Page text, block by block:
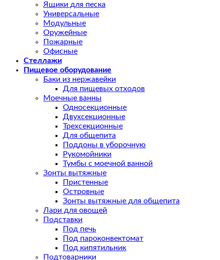
Ящики для песка
Универсальные
Модульные
Оружейные
Пожарные
Офисные
Стеллажи
Пищевое оборудование
Баки из нержавейки
Для пищевых отходов
Моечные ванны
Односекционные
Двухсекционные
Трехсекционные
Для общепита
Поддоны в уборочную
Рукомойники
Тумбы с моечной ванной
Зонты вытяжные
Пристенные
Островные
Зонты вытяжные для общепита
Лари для овощей
Подставки
Под печь
Под пароконвектомат
Под кипятильник
Подтоварники